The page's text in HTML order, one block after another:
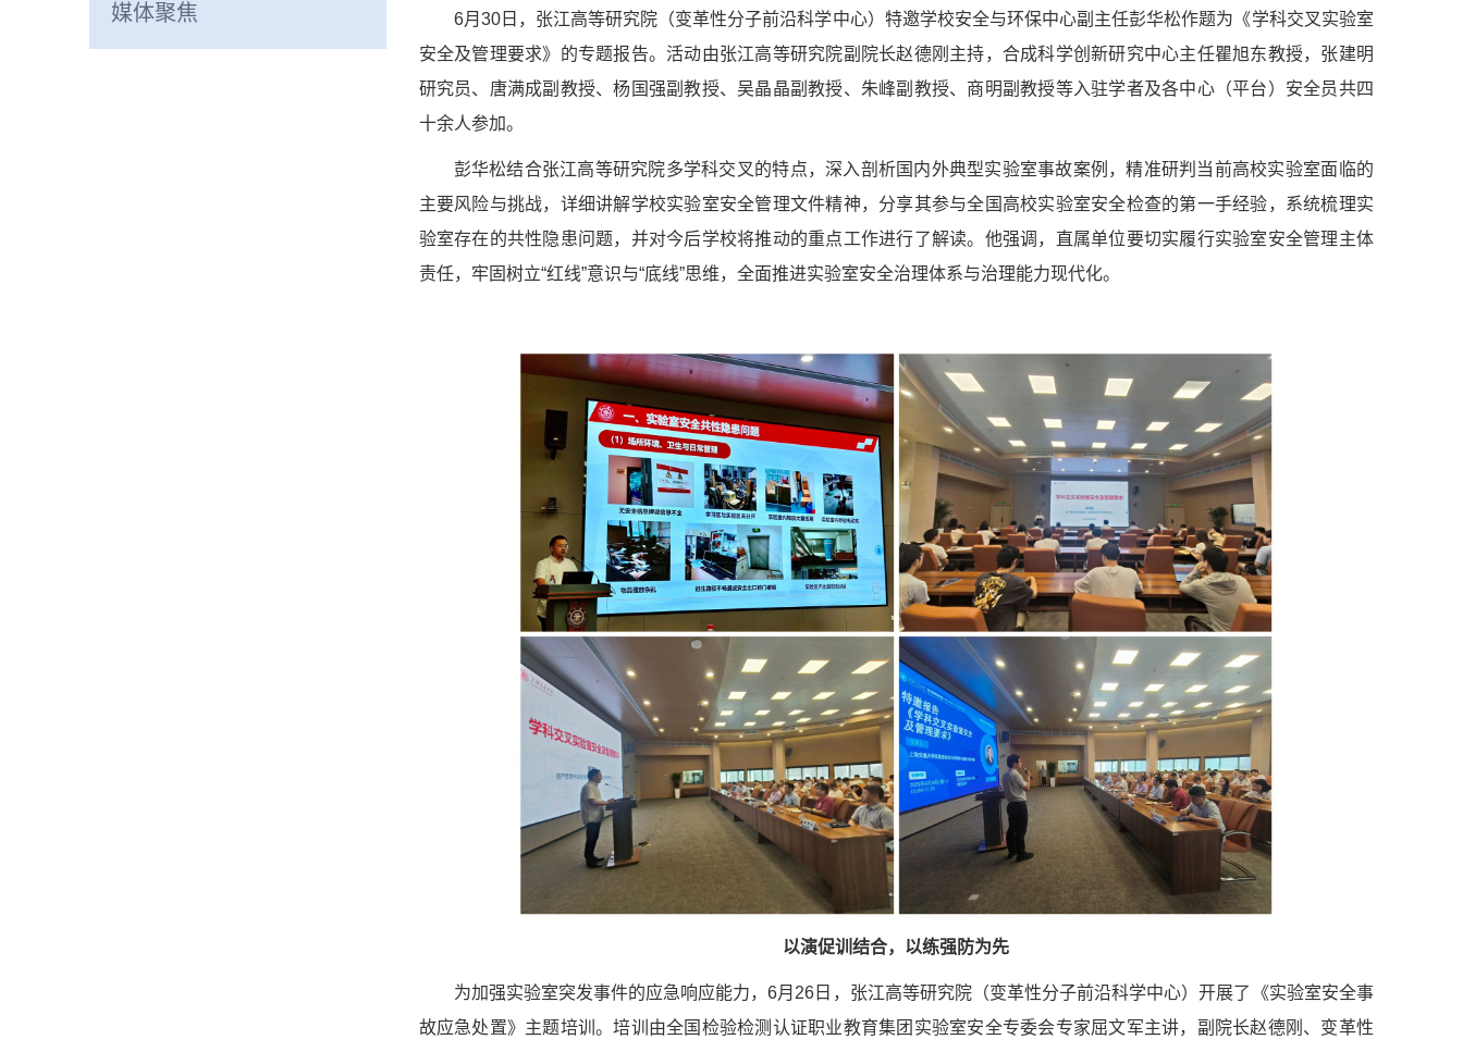
媒体聚焦
6月30日，张江高等研究院（变革性分子前沿科学中心）特邀学校安全与环保中心副主任彭华松作题为《学科交叉实验室
安全及管理要求》的专题报告。活动由张江高等研究院副院长赵德刚主持，合成科学创新研究中心主任瞿旭东教授，张建明
研究员、唐满成副教授、杨国强副教授、吴晶晶副教授、朱峰副教授、商明副教授等入驻学者及各中心（平台）安全员共四
十余人参加。
彭华松结合张江高等研究院多学科交叉的特点，深入剖析国内外典型实验室事故案例，精准研判当前高校实验室面临的
主要风险与挑战，详细讲解学校实验室安全管理文件精神，分享其参与全国高校实验室安全检查的第一手经验，系统梳理实
验室存在的共性隐患问题，并对今后学校将推动的重点工作进行了解读。他强调，直属单位要切实履行实验室安全管理主体
责任，牢固树立“红线”意识与“底线”思维，全面推进实验室安全治理体系与治理能力现代化。
以演促训结合，以练强防为先
为加强实验室突发事件的应急响应能力，6月26日，张江高等研究院（变革性分子前沿科学中心）开展了《实验室安全事
故应急处置》主题培训。培训由全国检验检测认证职业教育集团实验室安全专委会专家屈文军主讲，副院长赵德刚、变革性